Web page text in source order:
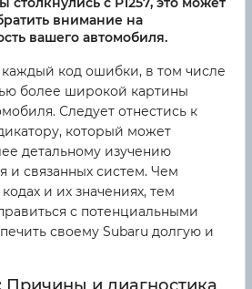
внимание на
вашего автомобиля.
код ошибки, в том числе
более широкой картины
Следует отнестись к
который может
детальному изучению
и связанных систем. Чем
и их значениях, тем
с потенциальными
своему Subaru долгую и